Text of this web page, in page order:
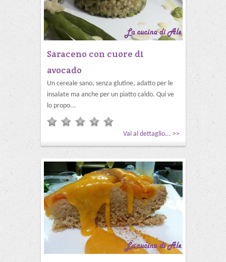
Saraceno con cuore di
avocado
Un cereale sano, senza glutine, adatto per le
insalate ma anche per un piatto caldo. Qui ve
lo propo...
Vai al dettaglio... >>